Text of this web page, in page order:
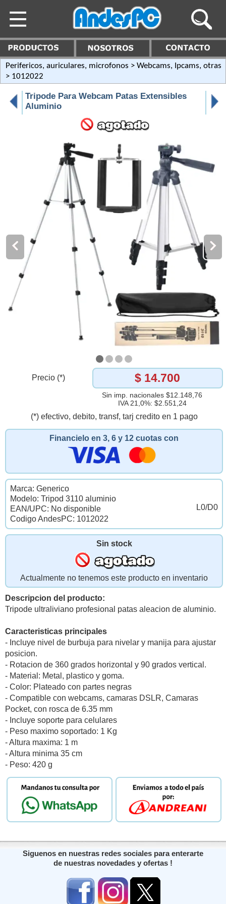
Perifericos, auriculares, microfonos > Webcams, Ipcams, otras
> 1012022
Tripode Para Webcam Patas Extensibles
Aluminio
Precio (*) $ 14.700
Sin imp. nacionales $12.148,76
IVA 21,0%: $2.551,24
(*) efectivo, debito, transf, tarj credito en 1 pago
Financielo en 3, 6 y 12 cuotas con
L0/D0
Marca: Generico
Modelo: Tripod 3110 aluminio
EAN/UPC: No disponible
Codigo AndesPC: 1012022
Sin stock
Actualmente no tenemos este producto en inventario
Descripcion del producto:
Tripode ultraliviano profesional patas aleacion de aluminio.
Caracteristicas principales
- Incluye nivel de burbuja para nivelar y manija para ajustar
posicion.
- Rotacion de 360 grados horizontal y 90 grados vertical.
- Material: Metal, plastico y goma.
- Color: Plateado con partes negras
- Compatible con webcams, camaras DSLR, Camaras
Pocket, con rosca de 6.35 mm
- Incluye soporte para celulares
- Peso maximo soportado: 1 Kg
- Altura maxima: 1 m
- Altura minima 35 cm
- Peso: 420 g
Siguenos en nuestras redes sociales para enterarte
de nuestras novedades y ofertas !